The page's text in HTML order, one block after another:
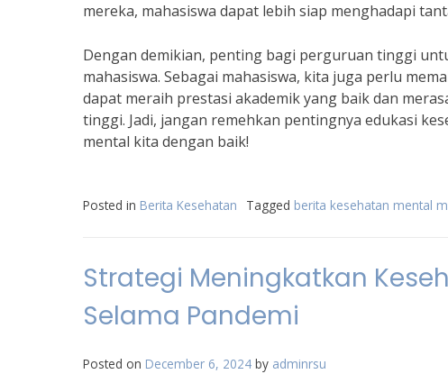
mereka, mahasiswa dapat lebih siap menghadapi
Dengan demikian, penting bagi perguruan tinggi
mahasiswa. Sebagai mahasiswa, kita juga perlu
dapat meraih prestasi akademik yang baik dan
tinggi. Jadi, jangan remehkan pentingnya edukasi
mental kita dengan baik!
Posted in Berita Kesehatan Tagged berita kesehatan mental
Strategi Meningkatkan
Selama Pandemi
Posted on December 6, 2024 by adminrsu